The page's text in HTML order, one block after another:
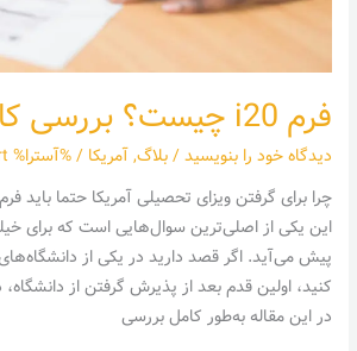
فرم i20 چیست؟ بررسی کامل و دقیق
دیدگاه‌ خود را بنویسید/بلاگ,آمریکا / %آسترا%
این یکی از اصلی‌ترین سوال‌هایی است که برای
پیش می‌آید. اگر قصد دارید در یکی از
کنید، اولین قدم بعد از پذیرش گرفتن از
در این مقاله به‌طور کامل بررسی